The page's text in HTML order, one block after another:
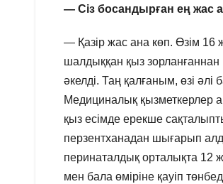
— Сіз босандырған ең жас
— Қазір жас ана көп. Өзім
шалдыққан қыз зорланғаннан
әкелді. Таң қалғаным, өзі
Медициналық қызметкерлер
қыз есімде ерекше
перзентханадан шығарып
перинаталдық орталықта 12
мен бала өміріне қауіп